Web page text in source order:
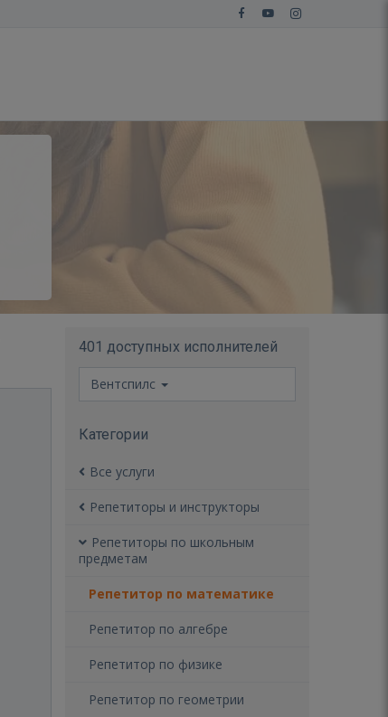
401 доступных исполнителей
Вентспилс
Категории
Все услуги
Репетиторы и инструкторы
Репетиторы по школьным
предметам
Репетитор по математике
Репетитор по алгебре
Репетитор по физике
Репетитор по геометрии